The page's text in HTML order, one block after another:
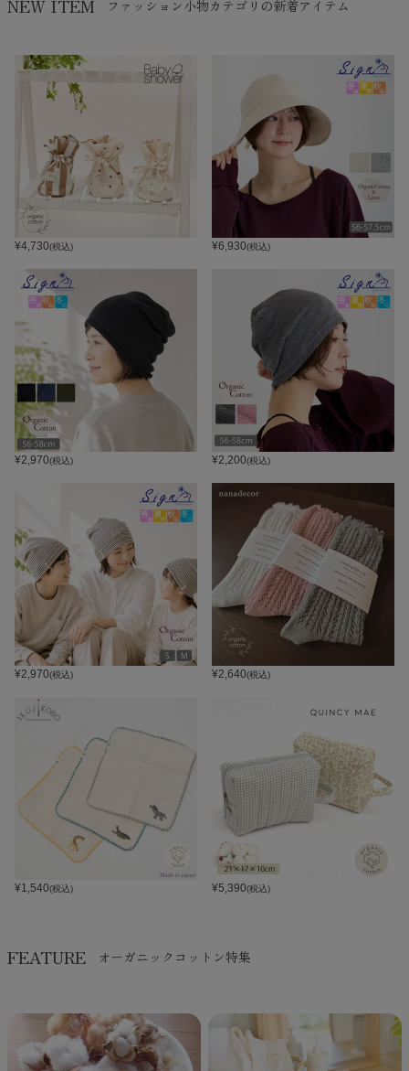
NEW ITEM ファッション小物カテゴリの新着アイテム
¥4,730(税込) ¥6,930(税込)
¥2,970(税込) ¥2,200(税込)
¥2,970(税込) ¥2,640(税込)
¥1,540(税込) ¥5,390(税込)
FEATURE オーガニックコットン特集